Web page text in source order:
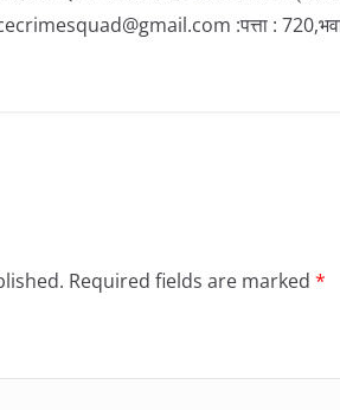
:पत्ता :
Required fields are marked *